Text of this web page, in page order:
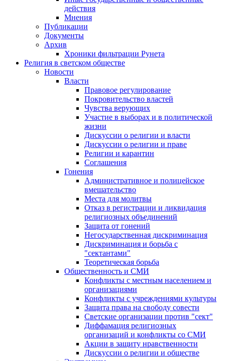
действия
Мнения
Публикации
Документы
Архив
Хроники фильтрации Рунета
Религия в светском обществе
Новости
Власти
Правовое регулирование
Покровительство властей
Чувства верующих
Участие в выборах и в политической
жизни
Дискуссии о религии и власти
Дискуссии о религии и праве
Религии и карантин
Соглашения
Гонения
Административное и полицейское
вмешательство
Места для молитвы
Отказ в регистрации и ликвидация
религиозных объединений
Защита от гонений
Негосударственная дискриминация
Дискриминация и борьба с
"сектантами"
Теоретическая борьба
Общественность и СМИ
Конфликты с местным населением и
организациями
Конфликты с учреждениями культуры
Защита права на свободу совести
Светские организации против "сект"
Диффамация религиозных
организаций и конфликты со СМИ
Акции в защиту нравственности
Дискуссии о религии и обществе